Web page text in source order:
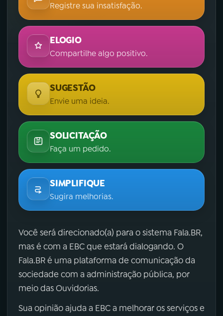
Registre sua insatisfação.
ELOGIO
Compartilhe algo positivo.
SUGESTÃO
Envie uma ideia.
SOLICITAÇÃO
Faça um pedido.
SIMPLIFIQUE
Sugira melhorias.
Você será direcionado(a) para o sistema Fala.BR,
mas é com a EBC que estará dialogando. O
Fala.BR é uma plataforma de comunicação da
sociedade com a administração pública, por
meio das Ouvidorias.
Sua opinião ajuda a EBC a melhorar os serviços e